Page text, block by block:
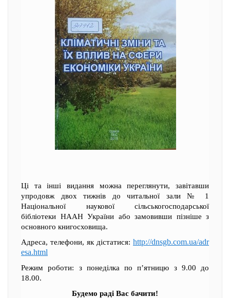
Ці та інші видання можна переглянути, завітавши
упродовж двох тижнів до читальної зали № 1
Національної наукової сільськогосподарської
бібліотеки НААН України або замовивши пізніше з
основного книгосховища.
Адреса, телефони, як дістатися: http://dnsgb.com.ua/adr
esa.html
Режим роботи: з понеділка по п’ятницю з 9.00 до
18.00.
Будемо раді Вас бачити!